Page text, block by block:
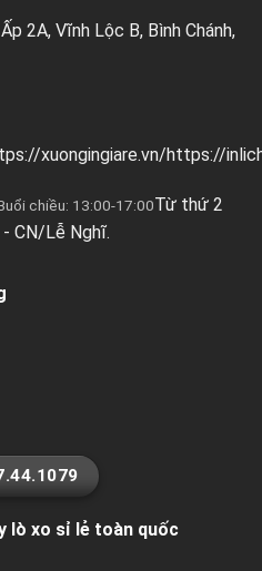
2A, Vĩnh Lộc B, Bình Chánh,
xuongingiare.vn/https://
chiều: 13:00-17:00Từ thứ 2
CN/Lễ Nghĩ.
lò xo sỉ lẻ toàn quốc